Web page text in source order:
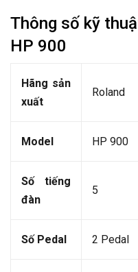
Thông số kỹ
HP 900
Hãng sản
xuất
Roland
Model HP 900
Số tiếng
đàn
5
Số Pedal 2 Pedal